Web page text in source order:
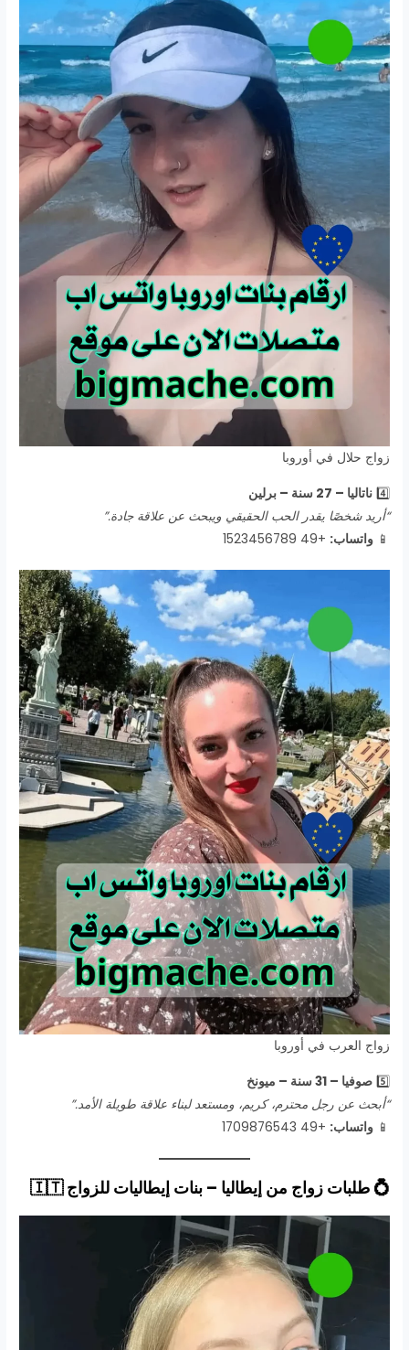
زواج حلال في أوروبا
4️⃣ ناتاليا – 27 سنة – برلين
“أريد شخصًا يقدر الحب الحقيقي ويبحث عن علاقة جادة.”
📱واتساب: +49 1523456789
زواج العرب في أوروبا
5️⃣ صوفيا – 31 سنة – ميونخ
“أبحث عن رجل محترم، كريم، ومستعد لبناء علاقة طويلة الأمد.”
📱واتساب: +49 1709876543
💍 طلبات زواج من إيطاليا – بنات إيطاليات للزواج🇮🇹